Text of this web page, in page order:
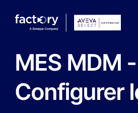
MES MDM -
Configurer